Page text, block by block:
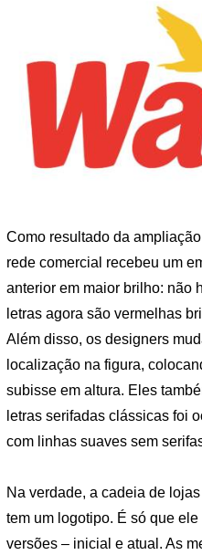
Como resultado da
rede comercial recebeu um
anterior em maior brilho: não
letras agora são vermelhas
Além disso, os designers
localização na figura,
subisse em altura. Eles
letras serifadas clássicas foi
com linhas suaves sem
Na verdade, a cadeia de
tem um logotipo. É só que
versões – inicial e atual. As